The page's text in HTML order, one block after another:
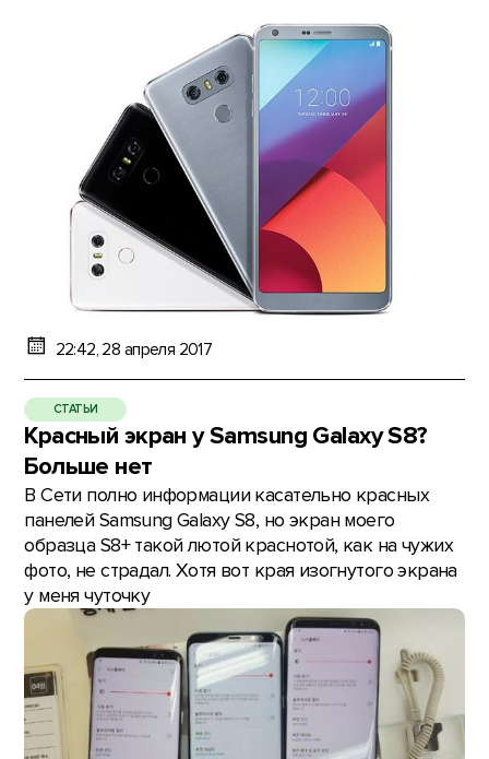
22:42, 28 апреля 2017
СТАТЬИ
Красный экран у Samsung Galaxy S8?
Больше нет
В Сети полно информации касательно красных
панелей Samsung Galaxy S8, но экран моего
образца S8+ такой лютой краснотой, как на чужих
фото, не страдал. Хотя вот края изогнутого экрана
у меня чуточку